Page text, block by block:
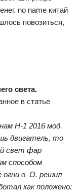
no name китай
повозиться,
света.
в статье
Н-1 2016 мод.
двигатель, то
свет фар
способом
огни о_О. решил
как положено: